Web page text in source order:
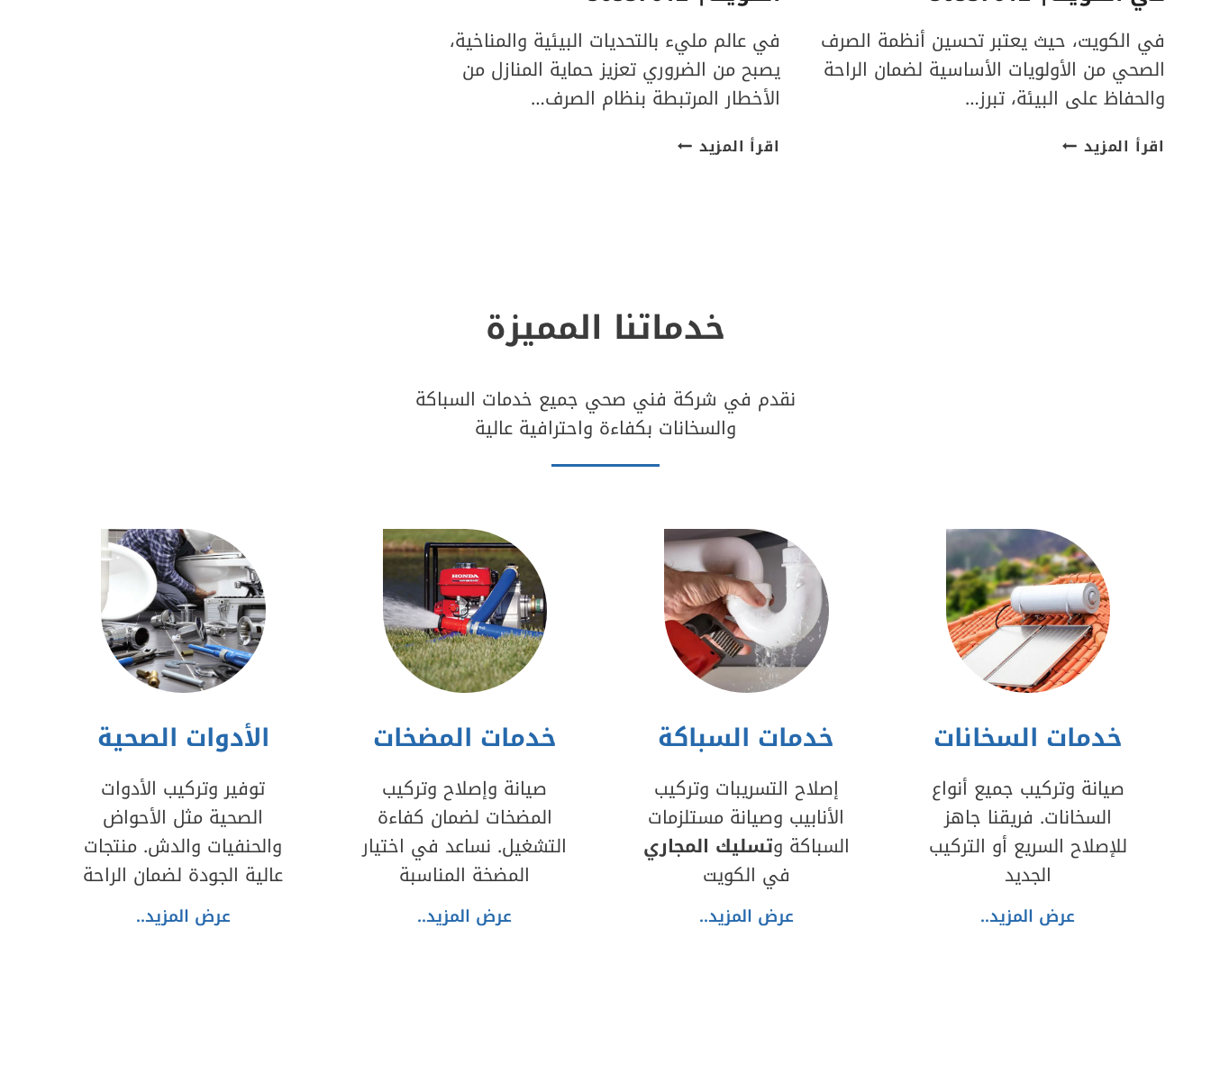
في الكويت، حيث يعتبر تحسين أنظمة الصرف
الصحي من الأولويات الأساسية لضمان الراحة
والحفاظ على البيئة، تبرز…
اقرأ المزيد أفضل
في عالم مليء بالتحديات البيئية والمناخية،
يصبح من الضروري تعزيز حماية المنازل من
الأخطار المرتبطة بنظام الصرف…
اقرأ المزيد خدمات
خدماتنا المميزة
نقدم في شركة فني صحي جميع خدمات السباكة
والسخانات بكفاءة واحترافية عالية
خدمات السخانات
صيانة وتركيب جميع أنواع
السخانات. فريقنا جاهز
للإصلاح السريع أو التركيب
الجديد
عرض المزيد..
خدمات السباكة
إصلاح التسريبات وتركيب
الأنابيب وصيانة مستلزمات
السباكة وتسليك المجاري
في الكويت
عرض المزيد..
خدمات المضخات
صيانة وإصلاح وتركيب
المضخات لضمان كفاءة
التشغيل. نساعد في اختيار
المضخة المناسبة
عرض المزيد..
الأدوات الصحية
توفير وتركيب الأدوات
الصحية مثل الأحواض
والحنفيات والدش. منتجات
عالية الجودة لضمان الراحة
عرض المزيد..